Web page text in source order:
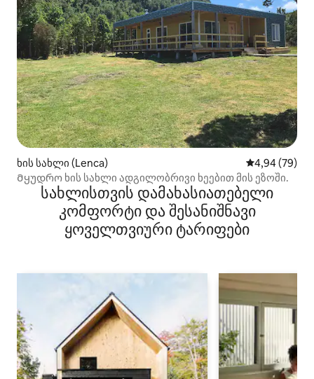
ხის სახლი (Lenca) საშუალო
4,94 (79)
Მყუდრო ხის სახლი ადგილობრივი ხეებით მის ეზოში.
სახლისთვის დამახასიათებელი
კომფორტი და შესანიშნავი
ყოველთვიური ტარიფები